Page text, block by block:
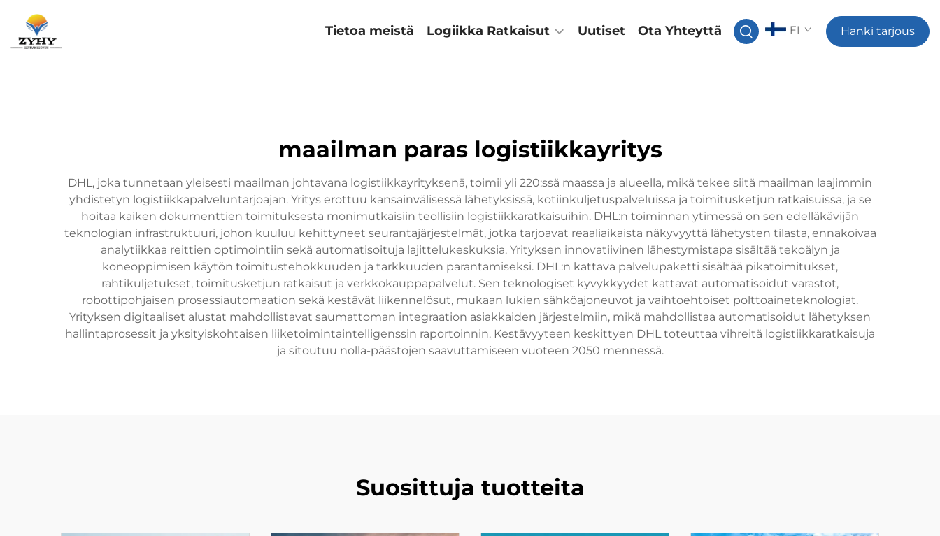
Tietoa meistä Logiikka Ratkaisut Uutiset Ota Yhteyttä FI Hanki tarjous
maailman paras logistiikkayritys
DHL, joka tunnetaan yleisesti maailman johtavana logistiikkayrityksenä, toimii yli 220:ssä maassa ja alueella, mikä tekee siitä maailman laajimmin
yhdistetyn logistiikkapalveluntarjoajan. Yritys erottuu kansainvälisessä lähetyksissä, kotiinkuljetuspalveluissa ja toimitusketjun ratkaisuissa, ja se
hoitaa kaiken dokumenttien toimituksesta monimutkaisiin teollisiin logistiikkaratkaisuihin. DHL:n toiminnan ytimessä on sen edelläkävijän
teknologian infrastruktuuri, johon kuuluu kehittyneet seurantajärjestelmät, jotka tarjoavat reaaliaikaista näkyvyyttä lähetysten tilasta, ennakoivaa
analytiikkaa reittien optimointiin sekä automatisoituja lajittelukeskuksia. Yrityksen innovatiivinen lähestymistapa sisältää tekoälyn ja
koneoppimisen käytön toimitustehokkuuden ja tarkkuuden parantamiseksi. DHL:n kattava palvelupaketti sisältää pikatoimitukset,
rahtikuljetukset, toimitusketjun ratkaisut ja verkkokauppapalvelut. Sen teknologiset kyvykkyydet kattavat automatisoidut varastot,
robottipohjaisen prosessiautomaation sekä kestävät liikennelösut, mukaan lukien sähköajoneuvot ja vaihtoehtoiset polttoaineteknologiat.
Yrityksen digitaaliset alustat mahdollistavat saumattoman integraation asiakkaiden järjestelmiin, mikä mahdollistaa automatisoidut lähetyksen
hallintaprosessit ja yksityiskohtaisen liiketoimintaintelligenssin raportoinnin. Kestävyyteen keskittyen DHL toteuttaa vihreitä logistiikkaratkaisuja
ja sitoutuu nolla-päästöjen saavuttamiseen vuoteen 2050 mennessä.
Suosittuja tuotteita